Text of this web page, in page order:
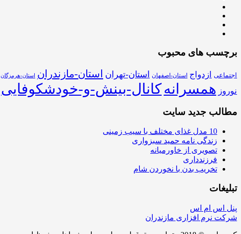
برچسب های محبوب
اجتماعی ازدواج استان-اصفهان استان-تهران استان-مازندران استان-هرمزگان
نوروز همسرانهکانال-بینش-و-خودشکوفایی
مطالب جدید سایت
10 مدل غذای مختلف با سیب زمینی
زندگی نامه حمید سبزواری
تصویری از خاورمیانه
فرزندداری
تخریب بدن با نخوردن شام
تبلیغات
پنل اس ام اس
شرکت نرم افزاری مازندران